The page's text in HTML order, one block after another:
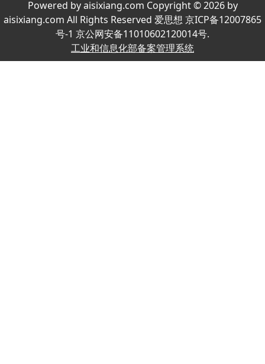
Powered by aisixiang.com Copyright © 2026 by
aisixiang.com All Rights Reserved 爱思想 京ICP备12007865
号-1 京公网安备11010602120014号.
工业和信息化部备案管理系统